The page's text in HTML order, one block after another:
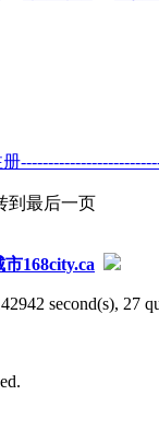
册
到最后一页
168city.ca
second(s), 27